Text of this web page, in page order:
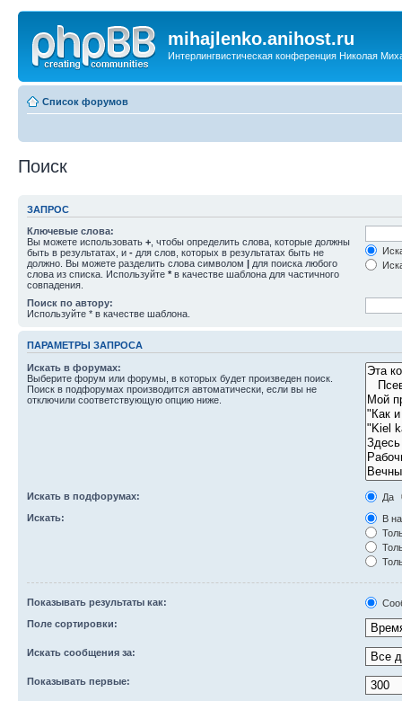
mihajlenko.anihost.ru
Интерлингвистическая конференция Николая
Список форумов
Поиск
ЗАПРОС
Ключевые слова:
Вы можете использовать + , чтобы определить слова, которые должны
быть в результатах, и - для слов, которых в результатах быть не
должно. Вы можете разделить слова символом | для поиска любого
слова из списка. Используйте * в качестве шаблона для частичного
совпадения.
Поиск по автору:
Используйте * в качестве шаблона.
ПАРАМЕТРЫ ЗАПРОСА
Искать в форумах:
Выберите форум или форумы, в которых будет произведен поиск.
Поиск в подфорумах производится автоматически, если вы не
отключили соответствующую опцию ниже.
Искать в подфорумах:
Да
Искать:
В
Показывать результаты как:
Поле сортировки:
Искать сообщения за:
Показывать первые: